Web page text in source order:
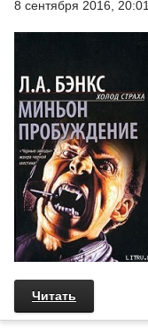
8 сентября 2016, 20:01
Читать